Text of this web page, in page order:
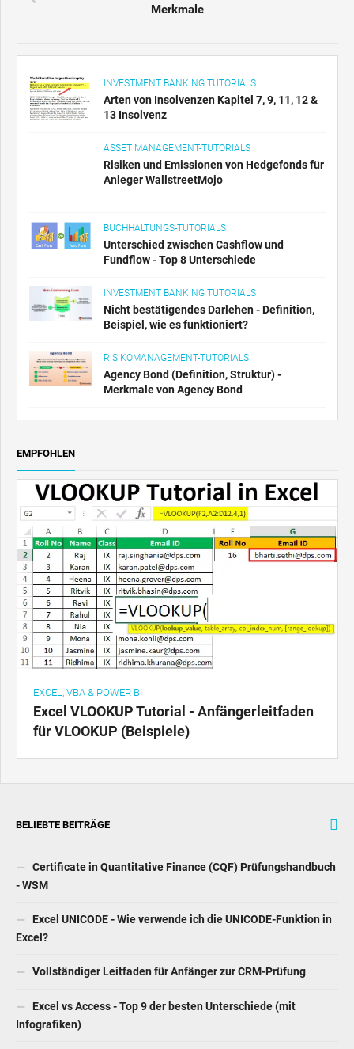
Merkmale
INVESTMENT BANKING TUTORIALS
Arten von Insolvenzen Kapitel 7, 9, 11, 12 &
13 Insolvenz
ASSET MANAGEMENT-TUTORIALS
Risiken und Emissionen von Hedgefonds für
Anleger WallstreetMojo
BUCHHALTUNGS-TUTORIALS
Unterschied zwischen Cashflow und
Fundflow - Top 8 Unterschiede
INVESTMENT BANKING TUTORIALS
Nicht bestätigendes Darlehen - Definition,
Beispiel, wie es funktioniert?
RISIKOMANAGEMENT-TUTORIALS
Agency Bond (Definition, Struktur) -
Merkmale von Agency Bond
EMPFOHLEN
EXCEL, VBA & POWER BI
Excel VLOOKUP Tutorial - Anfängerleitfaden
für VLOOKUP (Beispiele)
BELIEBTE BEITRÄGE
Certificate in Quantitative Finance (CQF) Prüfungshandbuch
- WSM
Excel UNICODE - Wie verwende ich die UNICODE-Funktion in
Excel?
Vollständiger Leitfaden für Anfänger zur CRM-Prüfung
Excel vs Access - Top 9 der besten Unterschiede (mit
Infografiken)